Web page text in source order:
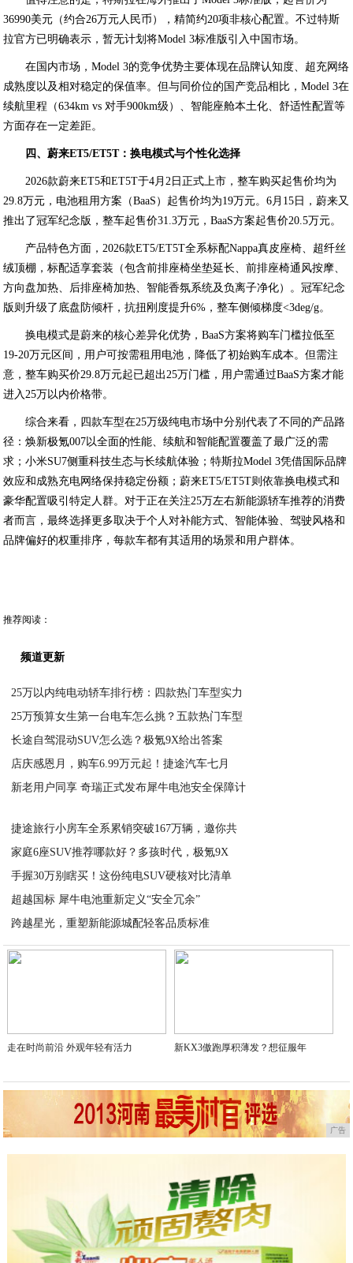
36990美元（约合26万元人民币），精简约20项非核心配置。不过特斯
拉官方已明确表示，暂无计划将Model 3标准版引入中国市场。
在国内市场，Model 3的竞争优势主要体现在品牌认知度、超充网络
成熟度以及相对稳定的保值率。但与同价位的国产竞品相比，Model 3在
续航里程（634km vs 对手900km级）、智能座舱本土化、舒适性配置等
方面存在一定差距。
四、蔚来ET5/ET5T：换电模式与个性化选择
2026款蔚来ET5和ET5T于4月2日正式上市，整车购买起售价均为
29.8万元，电池租用方案（BaaS）起售价均为19万元。6月15日，蔚来又
推出了冠军纪念版，整车起售价31.3万元，BaaS方案起售价20.5万元。
产品特色方面，2026款ET5/ET5T全系标配Nappa真皮座椅、超纤丝
绒顶棚，标配适享套装（包含前排座椅坐垫延长、前排座椅通风按摩、
方向盘加热、后排座椅加热、智能香氛系统及负离子净化）。冠军纪念
版则升级了底盘防倾杆，抗扭刚度提升6%，整车侧倾梯度<3deg/g。
换电模式是蔚来的核心差异化优势，BaaS方案将购车门槛拉低至
19-20万元区间，用户可按需租用电池，降低了初始购车成本。但需注
意，整车购买价29.8万元起已超出25万门槛，用户需通过BaaS方案才能
进入25万以内价格带。
综合来看，四款车型在25万级纯电市场中分别代表了不同的产品路
径：焕新极氪007以全面的性能、续航和智能配置覆盖了最广泛的需
求；小米SU7侧重科技生态与长续航体验；特斯拉Model 3凭借国际品牌
效应和成熟充电网络保持稳定份额；蔚来ET5/ET5T则依靠换电模式和
豪华配置吸引特定人群。对于正在关注25万左右新能源轿车推荐的消费
者而言，最终选择更多取决于个人对补能方式、智能体验、驾驶风格和
品牌偏好的权重排序，每款车都有其适用的场景和用户群体。
推荐阅读：
频道更新
25万以内纯电动轿车排行榜：四款热门车型实力
25万预算女生第一台电车怎么挑？五款热门车型
长途自驾混动SUV怎么选？极氪9X给出答案
店庆感恩月，购车6.99万元起！捷途汽车七月
新老用户同享 奇瑞正式发布犀牛电池安全保障计
捷途旅行小房车全系累销突破167万辆，邀你共
家庭6座SUV推荐哪款好？多孩时代，极氪9X
手握30万别瞎买！这份纯电SUV硬核对比清单
超越国标 犀牛电池重新定义“安全冗余”
跨越星光，重塑新能源城配轻客品质标准
2026-06-30
走在时尚前沿 外观年轻有活力 新KX3傲跑厚积薄发？想征服年
广告